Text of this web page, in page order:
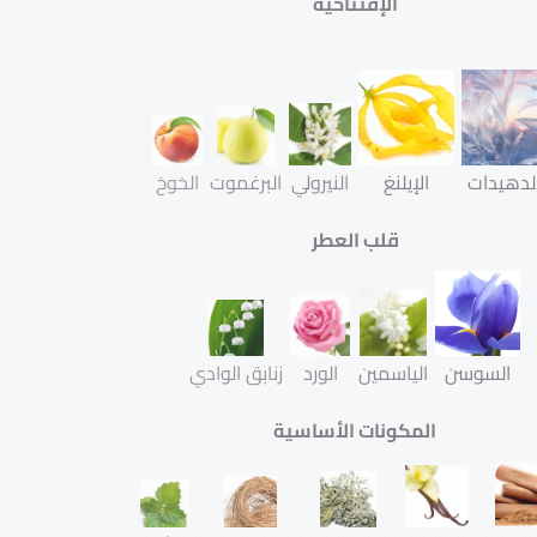
الإيلنغ النيرولي البرغموت الخوخ
قلب العطر
السوسن الياسمين الورد زنابق الوادي
المكونات الأساسية